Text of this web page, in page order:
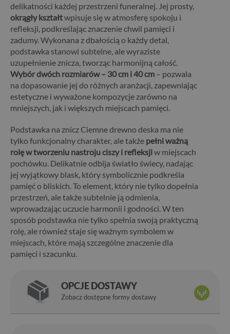
delikatności każdej przestrzeni funeralnej. Jej prosty,
okrągły kształtwpisuje się w atmosferę spokoju i
refleksji, podkreślając znaczenie chwil pamięci i
zadumy. Wykonana z dbałością o każdy detal,
podstawka stanowi subtelne, ale wyraziste
uzupełnienie znicza, tworząc harmonijną całość.
Wybór dwóch rozmiarów – 30 cm i 40 cm – pozwala
na dopasowanie jej do różnych aranżacji, zapewniając
estetyczne i wyważone kompozycje zarówno na
mniejszych, jak i większych miejscach pamięci.
Podstawka na znicz Ciemne drewno deska ma nie
tylko funkcjonalny charakter, ale także pełni ważną
rolę w tworzeniu nastroju ciszy i refleksjiw miejscach
pochówku. Delikatnie odbija światło świecy, nadając
jej wyjątkowy blask, który symbolicznie podkreśla
pamięć o bliskich. To element, który nie tylko dopełnia
przestrzeń, ale także subtelnie ją odmienia,
wprowadzając uczucie harmonii i godności. W ten
sposób podstawka nie tylko spełnia swoją praktyczną
rolę, ale również staje się ważnym symbolem w
miejscach, które mają szczególne znaczenie dla
pamięci i szacunku.
OPCJE DOSTAWY
Zobacz dostępne formy dostawy